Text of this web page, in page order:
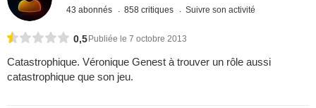
43 abonnés 858 critiques Suivre son activité
0,5 Publiée le 7 octobre 2013
Catastrophique. Véronique Genest à trouver un rôle aussi
catastrophique que son jeu.